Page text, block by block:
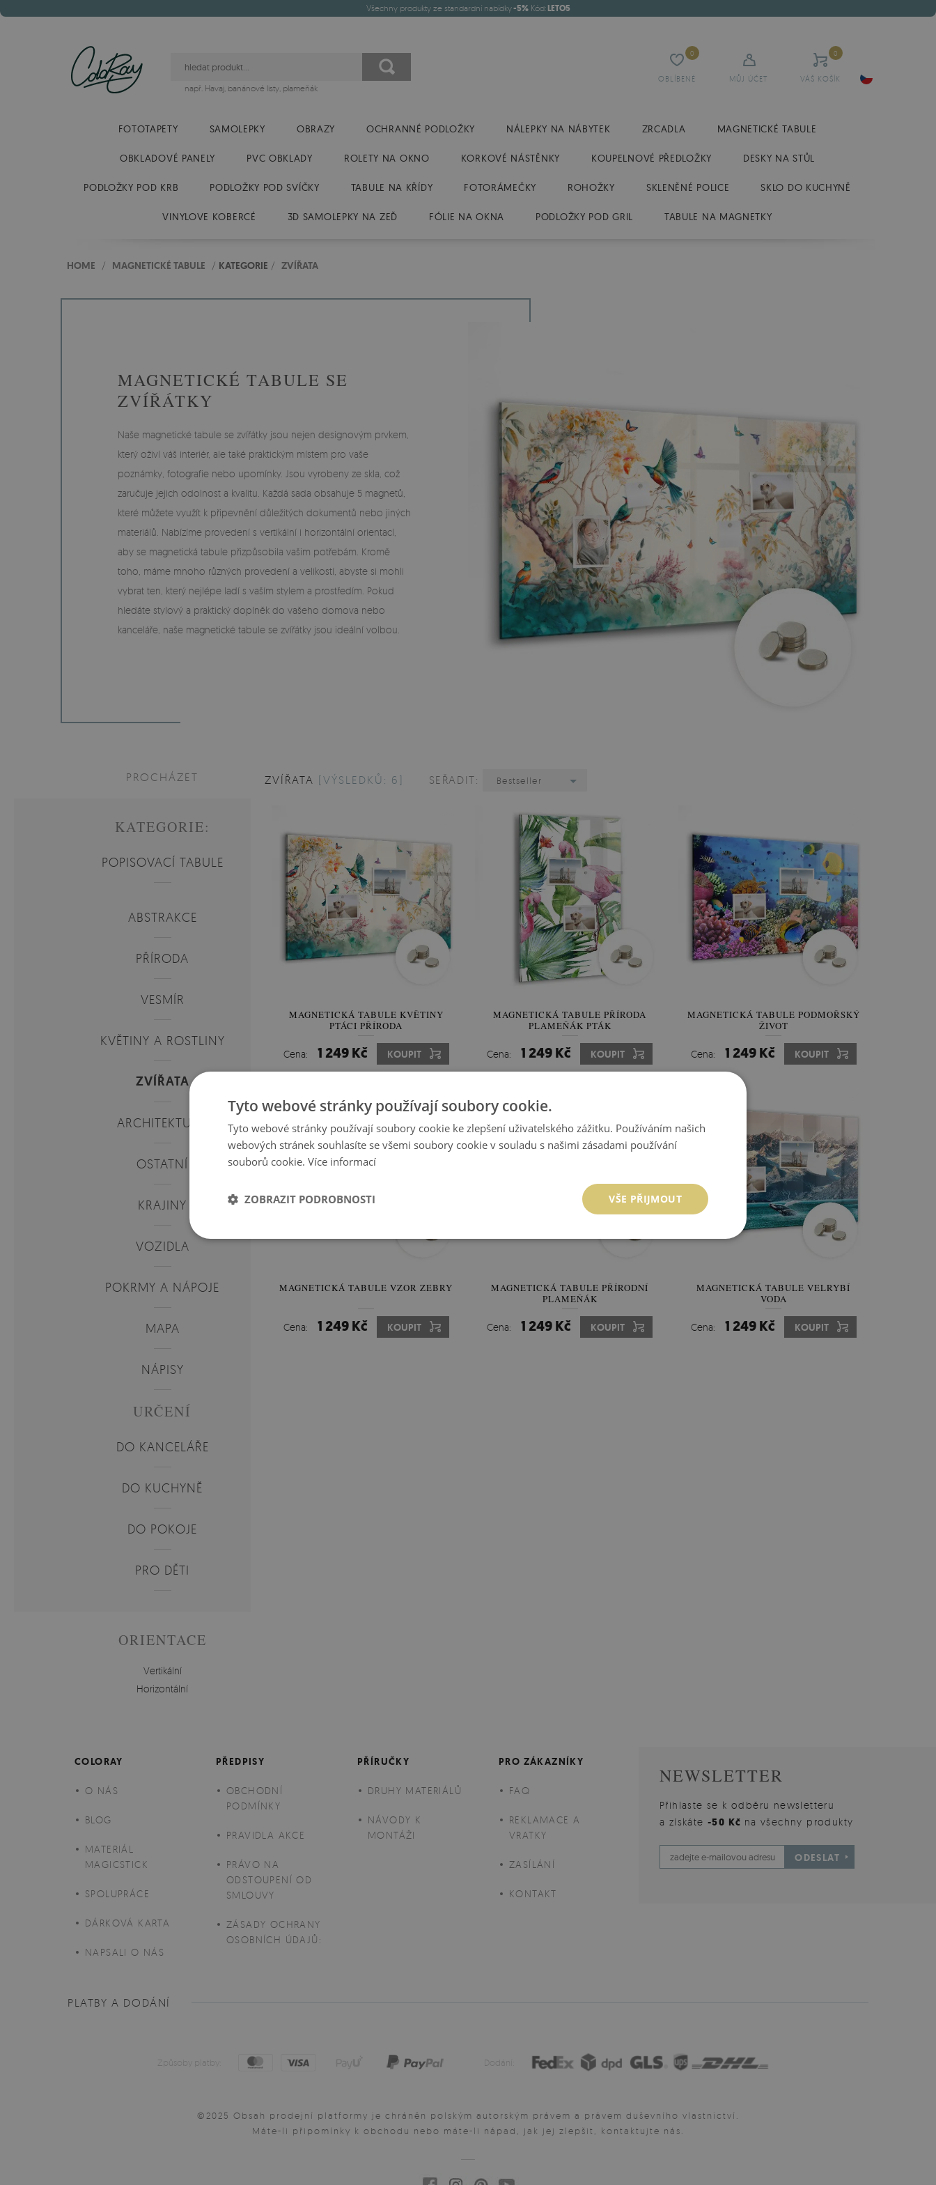
Všechny produkty ze standardní nabídky-5%Kód:LETO5
OBLÍBENÉ
0
MŮJ ÚČET VÁŠ KOŠÍK
0
např. Havaj, banánové listy, plameňák
FOTOTAPETY SAMOLEPKY OBRAZY OCHRANNÉ PODLOŽKY NÁLEPKY NA NÁBYTEK ZRCADLA MAGNETICKÉ TABULE
OBKLADOVÉ PANELY PVC OBKLADY ROLETY NA OKNO KORKOVÉ NÁSTĚNKY KOUPELNOVÉ PŘEDLOŽKY DESKY NA STŮL
PODLOŽKY POD KRB PODLOŽKY POD SVÍČKY TABULE NA KŘÍDY FOTORÁMEČKY ROHOŽKY SKLENĚNÉ POLICE SKLO DO KUCHYNĚ
VINYLOVE KOBERCÉ 3D SAMOLEPKY NA ZEĎ FÓLIE NA OKNA PODLOŽKY POD GRIL TABULE NA MAGNETKY
HOME / MAGNETICKÉ TABULE / KATEGORIE / ZVÍŘATA
MAGNETICKÉ TABULE SE
ZVÍŘÁTKY
Naše magnetické tabule se zvířátky jsou nejen designovým prvkem,
který oživí váš interiér, ale také praktickým místem pro vaše
poznámky, fotografie nebo upomínky. Jsou vyrobeny ze skla, což
zaručuje jejich odolnost a kvalitu. Každá sada obsahuje 5 magnetů,
které můžete využít k připevnění důležitých dokumentů nebo jiných
materiálů. Nabízíme provedení s vertikální i horizontální orientací,
aby se magnetická tabule přizpůsobila vašim potřebám. Kromě
toho, máme mnoho různých provedení a velikostí, abyste si mohli
vybrat ten, který nejlépe ladí s vaším stylem a prostředím. Pokud
hledáte stylový a praktický doplněk do vašeho domova nebo
kanceláře, naše magnetické tabule se zvířátky jsou ideální volbou.
PROCHÁZET
KATEGORIE:
POPISOVACÍ TABULE
ABSTRAKCE
PŘÍRODA
VESMÍR
KVĚTINY A ROSTLINY
ZVÍŘATA
ARCHITEKTURA
OSTATNÍ
KRAJINY
VOZIDLA
POKRMY A NÁPOJE
MAPA
NÁPISY
URČENÍ
DO KANCELÁŘE
DO KUCHYNĚ
DO POKOJE
PRO DĚTI
ORIENTACE
Vertikální
Horizontální
ZVÍŘATA [VÝSLEDKŮ: 6] SEŘADIT: Bestseller
MAGNETICKÁ TABULE KVĚTINY
PTÁCI PŘÍRODA
Cena: 1 249 Kč KOUPIT
MAGNETICKÁ TABULE PŘÍRODA
PLAMEŇÁK PTÁK
Cena: 1 249 Kč KOUPIT
MAGNETICKÁ TABULE PODMOŘSKÝ
ŽIVOT
Cena: 1 249 Kč KOUPIT
MAGNETICKÁ TABULE VZOR ZEBRY
Cena: 1 249 Kč KOUPIT
MAGNETICKÁ TABULE PŘÍRODNÍ
PLAMEŇÁK
Cena: 1 249 Kč KOUPIT
MAGNETICKÁ TABULE VELRYBÍ
VODA
Cena: 1 249 Kč KOUPIT
COLORAY
O NÁS
BLOG
MATERIÁL
MAGICSTICK
SPOLUPRÁCE
DÁRKOVÁ KARTA
NAPSALI O NÁS
PŘEDPISY
OBCHODNÍ
PODMÍNKY
PRAVIDLA AKCE
PRÁVO NA
ODSTOUPENÍ OD
SMLOUVY
ZÁSADY OCHRANY
OSOBNÍCH ÚDAJŮ:
PŘÍRUČKY
DRUHY MATERIÁLŮ
NÁVODY K
MONTÁŽI
PRO ZÁKAZNÍKY
FAQ
REKLAMACE A
VRATKY
ZASÍLÁNÍ
KONTAKT
NEWSLETTER
Přihlaste se k odběru newsletteru
a získáte -50 Kč na všechny produkty
ODESLAT
PLATBY A DODÁNÍ
Způsoby platby: Dodání:
©2025 Obsah prodejní platformy je chráněn polským autorským právem a právem duševního vlastnictví.
Máte-li připomínky k obchodu nebo máte-li nápad, jak jej zlepšit, kontaktujte nás.
Tyto webové stránky používají soubory cookie.
Tyto webové stránky používají soubory cookie ke zlepšení uživatelského zážitku. Používáním našich
webových stránek souhlasíte se všemi soubory cookie v souladu s našimi zásadami používání
souborů cookie. Více informací
VŠE PŘIJMOUT
ZOBRAZIT PODROBNOSTI